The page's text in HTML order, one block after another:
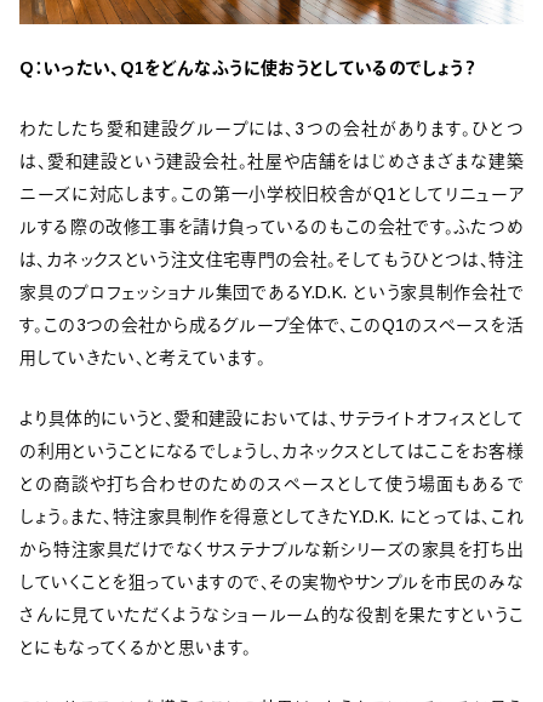
Q：いったい、Q1をどんなふうに使おうとしているのでしょう？
わたしたち愛和建設グループには、3つの会社があります。ひとつ
は、愛和建設という建設会社。社屋や店舗をはじめさまざまな建築
ニーズに対応します。この第一小学校旧校舎がQ1としてリニューア
ルする際の改修工事を請け負っているのもこの会社です。ふたつめ
は、カネックスという注文住宅専門の会社。そしてもうひとつは、特注
家具のプロフェッショナル集団であるY.D.K. という家具制作会社で
す。この3つの会社から成るグループ全体で、このQ1のスペースを活
用していきたい、と考えています。
より具体的にいうと、愛和建設においては、サテライトオフィスとして
の利用ということになるでしょうし、カネックスとしてはここをお客様
との商談や打ち合わせのためのスペースとして使う場面もあるで
しょう。また、特注家具制作を得意としてきたY.D.K. にとっては、これ
から特注家具だけでなくサステナブルな新シリーズの家具を打ち出
していくことを狙っていますので、その実物やサンプルを市民のみな
さんに見ていただくようなショールーム的な役割を果たすというこ
とにもなってくるかと思います。